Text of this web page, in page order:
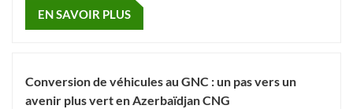
EN SAVOIR PLUS
Conversion de véhicules au GNC : un pas vers un
avenir plus vert en Azerbaïdjan CNG